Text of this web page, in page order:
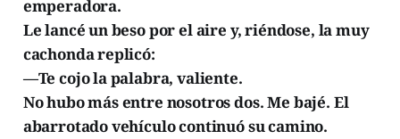
emperadora.
Le lancé un beso por el aire y, riéndose, la muy
cachonda replicó:
—Te cojo la palabra, valiente.
No hubo más entre nosotros dos. Me bajé. El
abarrotado vehículo continuó su camino.